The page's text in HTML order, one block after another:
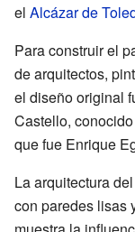
el Alcázar de
Para construir el
de arquitectos,
el diseño original
Castello,
que fue Enrique
La arquitectura
con paredes lisas